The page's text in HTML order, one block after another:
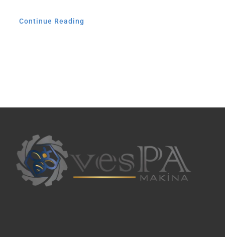
Continue Reading